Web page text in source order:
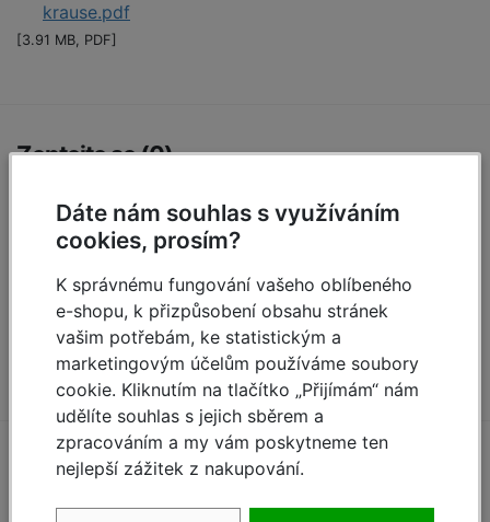
krause.pdf
[3.91 MB, PDF]
Zeptejte se (0)
Máte otázky k produktu:Pojízdné lešení ClimTec,
první nástavba?
Zeptat se
Doporučujeme dokoupit
Dáte nám souhlas s využíváním
cookies, prosím?
K správnému fungování vašeho oblíbeného
e-shopu, k přizpůsobení obsahu stránek
vašim potřebám, ke statistickým a
marketingovým účelům používáme soubory
cookie. Kliknutím na tlačítko „Přijímám“ nám
udělíte souhlas s jejich sběrem a
zpracováním a my vám poskytneme ten
nejlepší zážitek z nakupování.